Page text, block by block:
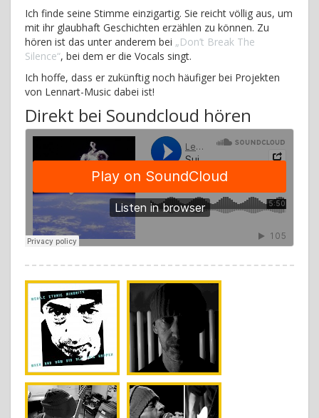
Ich finde seine Stimme einzigartig. Sie reicht völlig aus, um
mit ihr glaubhaft Geschichten erzählen zu können. Zu
hören ist das unter anderem bei „Don’t Break The
Silence“, bei dem er die Vocals singt.
Ich hoffe, dass er zukünftig noch häufiger bei Projekten
von Lennart-Music dabei ist!
Direkt bei Soundcloud hören